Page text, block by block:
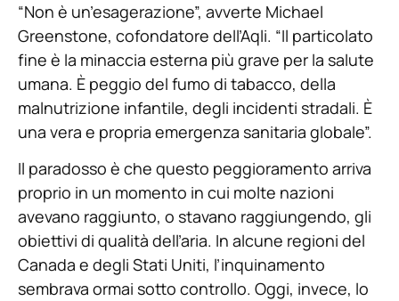
“Non è un’esagerazione”, avverte Michael
Greenstone, cofondatore dell’Aqli. “Il particolato
fine è la minaccia esterna più grave per la salute
umana. È peggio del fumo di tabacco, della
malnutrizione infantile, degli incidenti stradali. È
una vera e propria emergenza sanitaria globale”.
Il paradosso è che questo peggioramento arriva
proprio in un momento in cui molte nazioni
avevano raggiunto, o stavano raggiungendo, gli
obiettivi di qualità dell’aria. In alcune regioni del
Canada e degli Stati Uniti, l’inquinamento
sembrava ormai sotto controllo. Oggi, invece, lo